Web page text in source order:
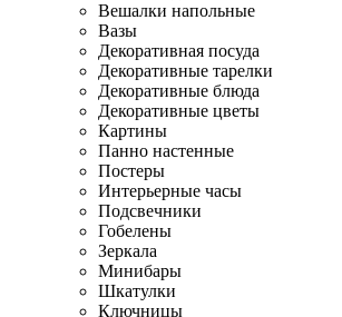
Вешалки напольные
Вазы
Декоративная посуда
Декоративные тарелки
Декоративные блюда
Декоративные цветы
Картины
Панно настенные
Постеры
Интерьерные часы
Подсвечники
Гобелены
Зеркала
Минибары
Шкатулки
Ключницы